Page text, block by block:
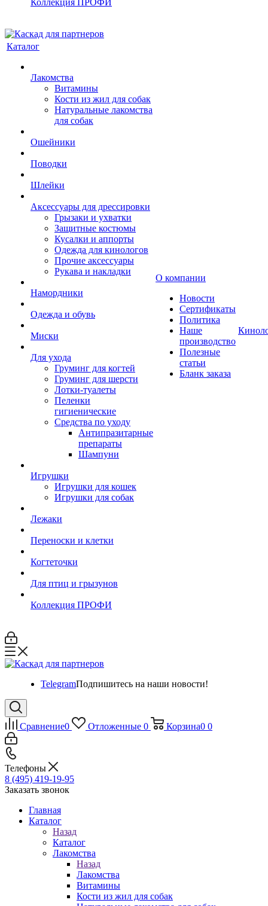
Коллекция ПРОФИ
Каталог
Лакомства
Витамины
Кости из жил для собак
Натуральные лакомства
для собак
Ошейники
Поводки
Шлейки
Аксессуары для дрессировки
Грызаки и ухватки
Защитные костюмы
Кусалки и аппорты
Одежда для кинологов
Прочие аксессуары
Рукава и накладки
Намордники
Одежда и обувь
Миски
Для ухода
Груминг для когтей
Груминг для шерсти
Лотки-туалеты
Пеленки
гигиенические
Средства по уходу
Антипразитарные
препараты
Шампуни
Игрушки
Игрушки для кошек
Игрушки для собак
Лежаки
Переноски и клетки
Когтеточки
Для птиц и грызунов
Коллекция ПРОФИ
О компании
Новости
Сертификаты
Политика
Наше
производство
Полезные
статьи
Бланк заказа
TelegramПодпишитесь на наши новости!
Сравнение0 Отложенные 0 Корзина0 0
Телефоны
8 (495) 419-19-95
Заказать звонок
Главная
Каталог
Назад
Каталог
Лакомства
Назад
Лакомства
Витамины
Кости из жил для собак